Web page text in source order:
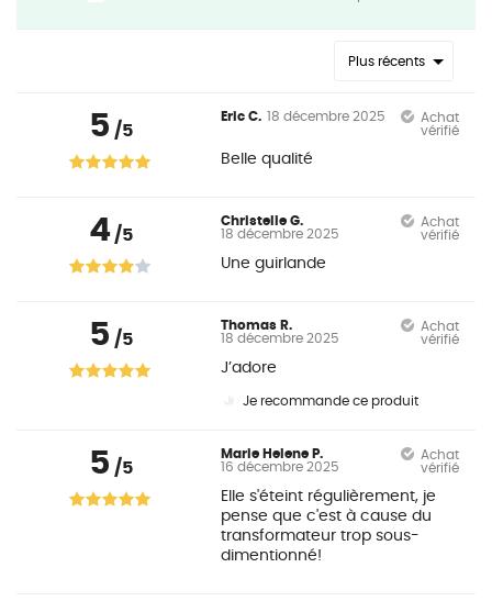
Plus récents
5 /5
Eric C. 18 décembre 2025
Achat
vérifié
Belle qualité
4/5
Christelle G.
18 décembre 2025
Achat
vérifié
Une guirlande
5 /5
Thomas R.
18 décembre 2025
Achat
vérifié
J’adore
Je recommande ce produit
5 /5
Marie Helene P.
16 décembre 2025
Achat
vérifié
Elle s'éteint régulièrement, je
pense que c'est à cause du
transformateur trop sous-
dimentionné!